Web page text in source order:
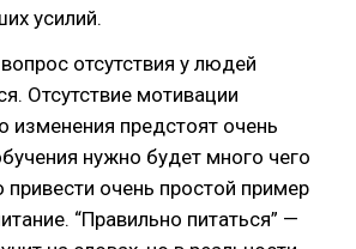
усилий.
отсутствия у людей
Отсутствие мотивации
изменения предстоят очень
нужно будет много чего
очень простой пример
“Правильно питаться” —